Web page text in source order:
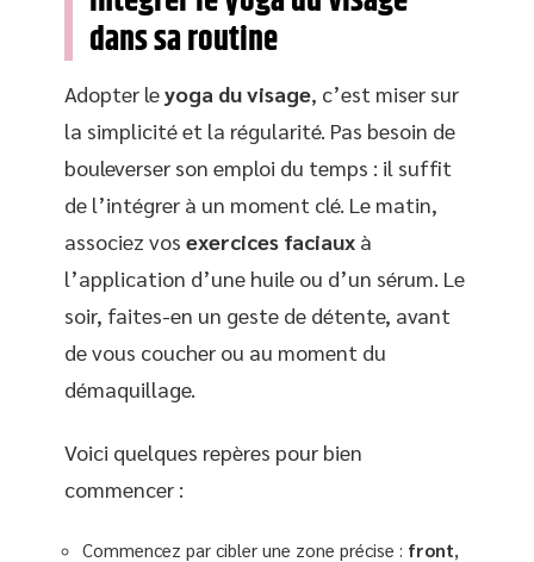
dans sa routine
Adopter leyoga du visage, c’est miser sur
la simplicité et la régularité. Pas besoin de
bouleverser son emploi du temps : il suffit
de l’intégrer à un moment clé. Le matin,
associez vos exercices faciaux à
l’application d’une huile ou d’un sérum. Le
soir, faites-en un geste de détente, avant
de vous coucher ou au moment du
démaquillage.
Voici quelques repères pour bien
commencer :
Commencez par cibler une zone précise : front